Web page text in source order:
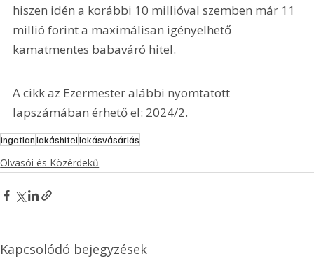
hiszen idén a korábbi 10 millióval szemben már 11
millió forint a maximálisan igényelhető
kamatmentes babaváró hitel.
A cikk az Ezermester alábbi nyomtatott
lapszámában érhető el: 2024/2.
ingatlanlakáshitellakásvásárlás
Olvasói és Közérdekű
Kapcsolódó bejegyzések